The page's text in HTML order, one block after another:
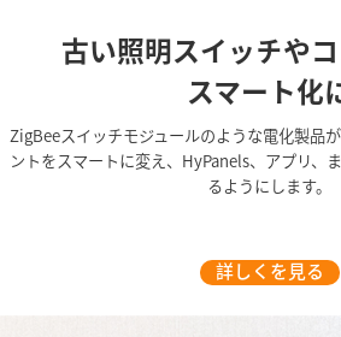
古い照明スイッチや
スマート化
ZigBeeスイッチモジュールのような電化製品
ントをスマートに変え、HyPanels、アプリ、
るようにします。
詳しくを見る